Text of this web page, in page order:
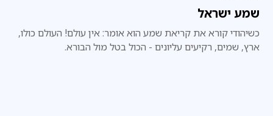
שמע ישראל
כשיהודי קורא את קריאת שמע הוא אומר: אין עולם! העולם כולו,
ארץ, שמים, רקיעים עליונים - הכול בטל מול הבורא.